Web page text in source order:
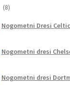
88
Nogometni Dresi Celtic
Nogometni dresi
Nogometni dresi